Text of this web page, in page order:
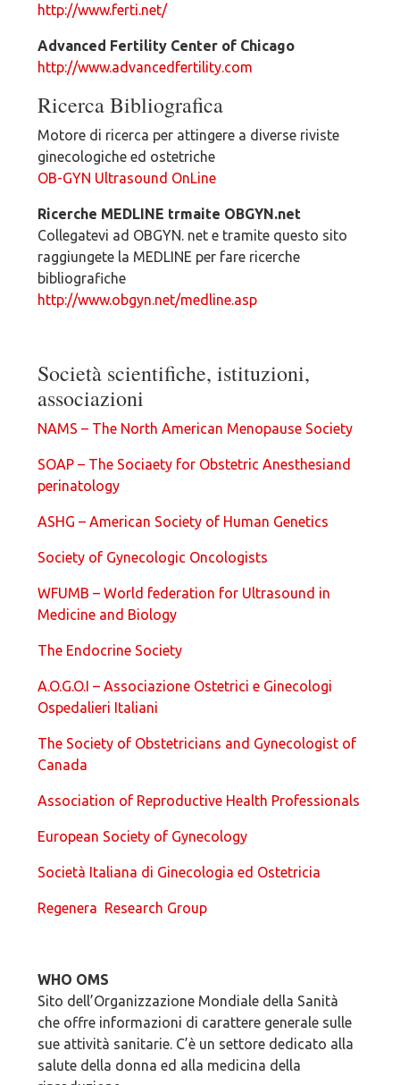
http://www.ferti.net/
Advanced Fertility Center of Chicago
http://www.advancedfertility.com
Ricerca Bibliografica
Motore di ricerca per attingere a diverse riviste
ginecologiche ed ostetriche
OB-GYN Ultrasound OnLine
Ricerche MEDLINE trmaite OBGYN.net
Collegatevi ad OBGYN. net e tramite questo sito
raggiungete la MEDLINE per fare ricerche
bibliografiche
http://www.obgyn.net/medline.asp
Società scientifiche, istituzioni,
associazioni
NAMS – The North American Menopause Society
SOAP – The Sociaety for Obstetric Anesthesiand
perinatology
ASHG – American Society of Human Genetics
Society of Gynecologic Oncologists
WFUMB – World federation for Ultrasound in
Medicine and Biology
The Endocrine Society
A.O.G.O.I – Associazione Ostetrici e Ginecologi
Ospedalieri Italiani
The Society of Obstetricians and Gynecologist of
Canada
Association of Reproductive Health Professionals
European Society of Gynecology
Società Italiana di Ginecologia ed Ostetricia
Regenera Research Group
WHO OMS
Sito dell’Organizzazione Mondiale della Sanità
che offre informazioni di carattere generale sulle
sue attività sanitarie. C’è un settore dedicato alla
salute della donna ed alla medicina della